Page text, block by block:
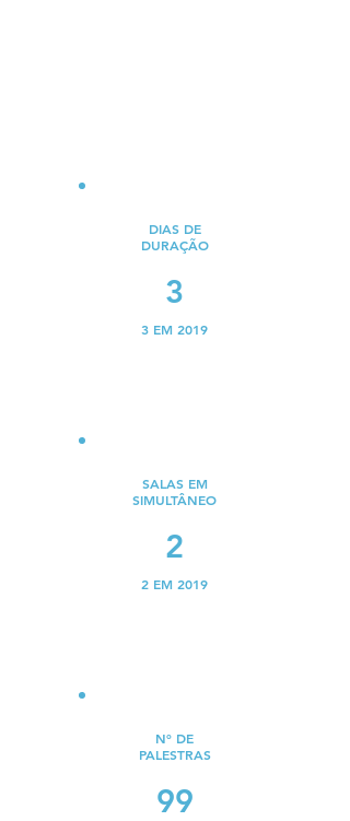
DIAS DE
DURAÇÃO
3
3 EM 2019
SALAS EM
SIMULTÂNEO
2
2 EM 2019
Nº DE
PALESTRAS
99